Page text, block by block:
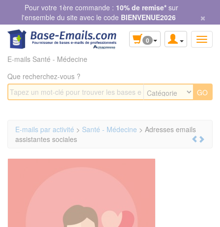
Pour votre 1ère commande : 10% de remise* sur
l'ensemble du site avec le code BIENVENUE2026 ×
0
E-mails Santé - Médecine
Que recherchez-vous ?
E-mails par activité > Santé - Médecine > Adresses emails
assistantes sociales
Panneau de gestion des cookies